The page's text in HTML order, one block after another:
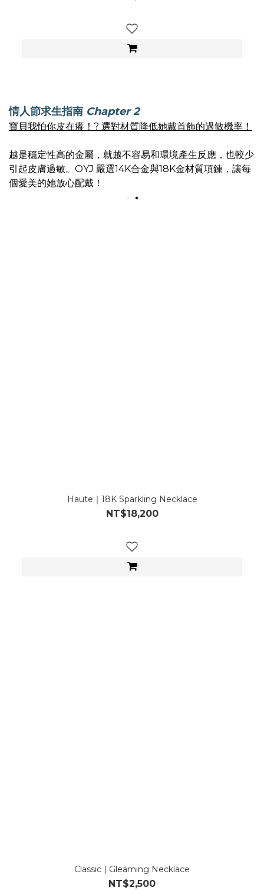
情人節求生指南 Chapter 2
寶貝我怕你皮在癢！? 選對材質降低她戴首飾的過敏機率！
越是穩定性高的金屬，就越不容易和環境產生反應，也較少
引起皮膚過敏。OYJ 嚴選14K合金與18K金材質項鍊，讓每
個愛美的她放心配戴！
Haute｜18K Sparkling Necklace
NT$18,200
Classic | Gleaming Necklace
NT$2,500